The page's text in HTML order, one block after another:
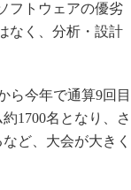
フトウェアの優劣
なく、分析・設計
ら今年で通算9回目
1700名となり、さ
ど、大会が大きく